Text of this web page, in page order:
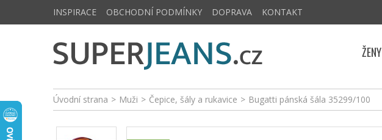
Úvodní strana > Muži > Čepice, šály a rukavice > Bugatti pánská šála 35299/100
INSPIRACE OBCHODNÍ PODMÍNKY DOPRAVA KONTAKT
ŽENY